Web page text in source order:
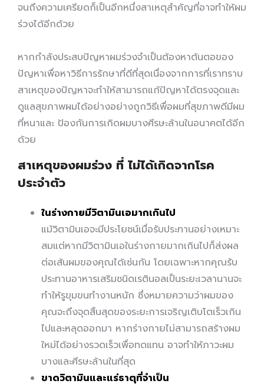
จนถึงความเครียดก็เป็นอีกหนึ่งสาเหตุสำคัญที่อาจทำให้ผม
ร่วงได้อีกด้วย
หากกำลังประสบปัญหาผมร่วงจำเป็นต้องหาต้นตอของ
ปัญหาเพื่อหาวิธีการรักษาที่ดีที่สุดเนื่องจากการที่เราทราบ
สาเหตุของปัญหาจะทำให้สามารถแก้ปัญหาได้ตรงจุดและ
ดูแลสุขภาพผมได้อย่างอย่างถูกวิธีเพื่อผมที่สุขภาพดีมีผม
ที่หนาและ ป้องกันการเกิดผมบางศีรษะล้านในอนาคตได้อีก
ด้วย
สาเหตุของผมร่วง ที่ ไม่ได้เกิดจากโรค
ประจำตัว
ในร่างกายมีวิตามินเอมากเกินไป
แม้วิตามินเอจะมีประโยชน์เมื่อรับประทานอย่างเหมาะ
สมแต่หากมีวิตามินเอในร่างกายมากเกินไปก็ส่งผล
ต่อเส้นผมของคุณได้เช่นกัน โดยเฉพาะหากคุณรับ
ประทานอาหารเสริมชนิดเรตินอลเป็นระยะเวลานานจะ
ทำให้รูขุมขนทำงานหนัก ซึ่งหมายความว่าผมของ
คุณจะถึงจุดสิ้นสุดของระยะการเจริญเติบโตเร็วเกิน
ไปและหลุดออกมา หากร่างกายไม่สามารถสร้างผม
ใหม่ได้อย่างรวดเร็วเพื่อทดแทน อาจทำให้ภาวะผม
บางและศีรษะล้านในที่สุด
ขาดวิตามินและแร่ธาตุที่จำเป็น